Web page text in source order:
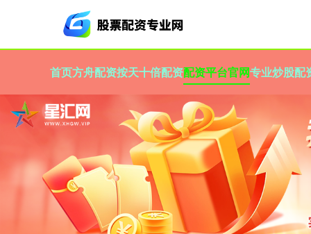
首页方舟配资按天十倍配资配资平台官网专业炒股配